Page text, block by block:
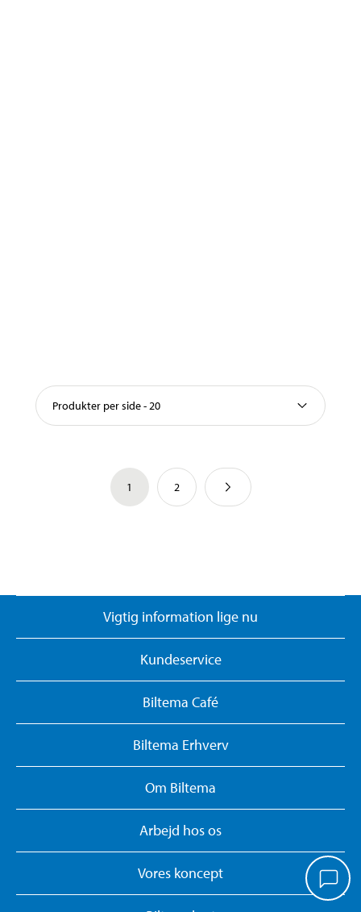
Produkter per side - 20
1 2
Vigtig information lige nu
Kundeservice
Biltema Café
Biltema Erhverv
Om Biltema
Arbejd hos os
Vores koncept